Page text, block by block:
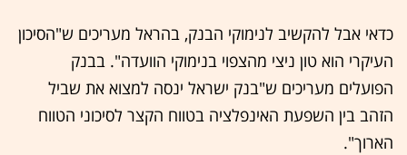
כדאי אבל להקשיב לנימוקי הבנק, בהראל מעריכים ש"הסיכון
העיקרי הוא טון ניצי מהצפוי בנימוקי הוועדה". בבנק
הפועלים מעריכים ש"בנק ישראל ינסה למצוא את שביל
הזהב בין השפעת האינפלציה בטווח הקצר לסיכוני הטווח
הארוך".